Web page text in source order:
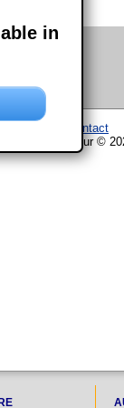
Contact
– droit d'auteur ©
in